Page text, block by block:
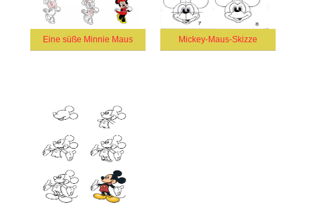
Eine süße Minnie Maus Mickey-Maus-Skizze